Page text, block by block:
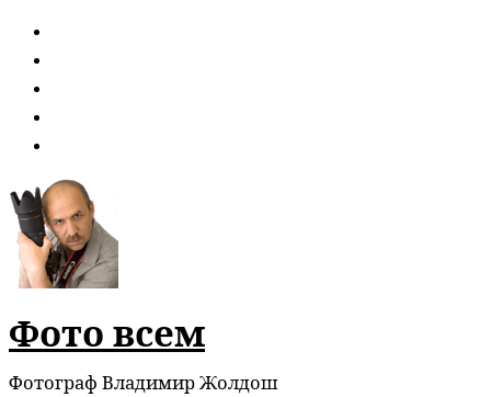
Перейти
содержимому
Фото всем
Фотограф Владимир Жолдош